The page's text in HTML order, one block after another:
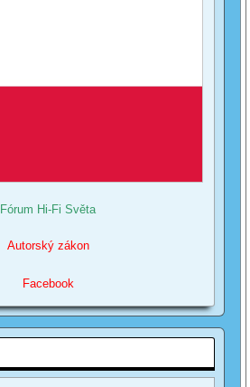
Fórum Hi-Fi Světa
Autorský zákon
Facebook